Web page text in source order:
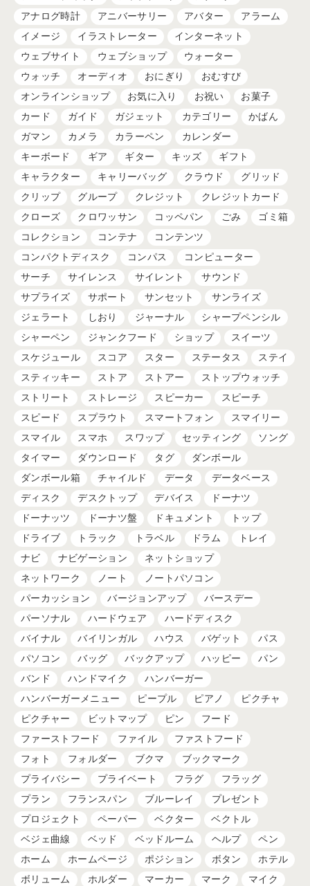
アナログ時計
アニバーサリー アバター
アラーム
イメージ
イラストレーター
インターネット
ウェブサイト
ウェブショップ
ウォーター
ウォッチ
オーディオ おにぎり
おむすび
オンラインショップ
お気に入り お祝い
お菓子
カード
ガイド ガジェット カテゴリー
かばん
ガマン
カメラ カラーペン
カレンダー
キーボード
ギア ギター キッズ
ギフト
キャラクター
キャリーバッグ クラウド
グリッド
クリップ
グループ クレジット
クレジットカード
クローズ
クロワッサン コッペパン ごみ
ゴミ箱
コレクション
コンテナ
コンテンツ
コンパクトディスク
コンパス
コンピューター
サーチ
サイレンス サイレント
サウンド
サプライズ
サポート サンセット
サンライズ
ジェラート
しおり ジャーナル
シャープペンシル
シャーペン
ジャンクフード ショップ
スイーツ
スケジュール
スコア スター ステータス
ステイ
スティッキー
ストア ストアー
ストップウォッチ
ストリート
ストレージ スピーカー
スピーチ
スピード
スプラウト スマートフォン
スマイリー
スマイル
スマホ スワップ セッティング
ソング
タイマー
ダウンロード タグ
ダンボール
ダンボール箱
チャイルド データ
データベース
ディスク
デスクトップ デバイス
ドーナツ
ドーナッツ
ドーナツ盤 ドキュメント
トップ
ドライブ
トラック トラベル ドラム
トレイ
ナビ
ナビゲーション
ネットショップ
ネットワーク
ノート
ノートパソコン
パーカッション
バージョンアップ
バースデー
パーソナル
ハードウェア
ハードディスク
バイナル
バイリンガル ハウス バゲット
パス
パソコン
バッグ バックアップ ハッピー
パン
バンド
ハンドマイク
ハンバーガー
ハンバーガーメニュー
ピープル ピアノ
ピクチャ
ピクチャー
ビットマップ ピン
フード
ファーストフード
ファイル
ファストフード
フォト
フォルダー ブクマ
ブックマーク
プライバシー
プライベート フラグ
フラッグ
プラン
フランスパン ブルーレイ
プレゼント
プロジェクト
ペーパー ベクター
ベクトル
ベジェ曲線
ベッド ベッドルーム ヘルプ
ペン
ホーム
ホームページ ポジション ボタン
ホテル
ボリューム
ホルダー マーカー マーク
マイク